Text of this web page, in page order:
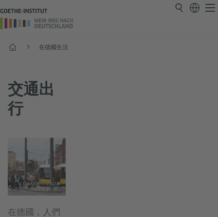
首頁 在德國生活
交通出
行
© Goethe-Institut/
Gina Bolle
在德國，人們